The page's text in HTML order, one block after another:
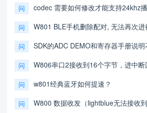
问 codec 需要如何修改才能支持24khz
问 W801 BLE手机删除配对, 无法再次
问 SDK的ADC DEMO和寄存器手册说
问 W806串口2接收到16个字节，进中断
问 w801经典蓝牙如何提速？
问 W800 数据收发（lightblue无法接收到